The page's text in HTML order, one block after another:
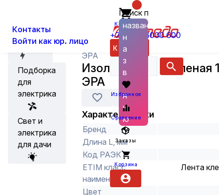
Контакты
Войти как юр. лицо
Корзина
+7 (800) 6000 600
Каталог
Поиск по
названию
н
а
з
в
а
н
и
ю
Избранное
Сравнение
Заказы
Корзина
Акции
Подборка
для
электрика
Свет и
электрика
для дачи
Инструменты, хозтовары и клеи
ЭРА
Изолента ПВХ
ЭРА
Характеристики
Бренд
Длина L, мм
Код РАЭК
ETIM класс
наименование
Лента
Цвет